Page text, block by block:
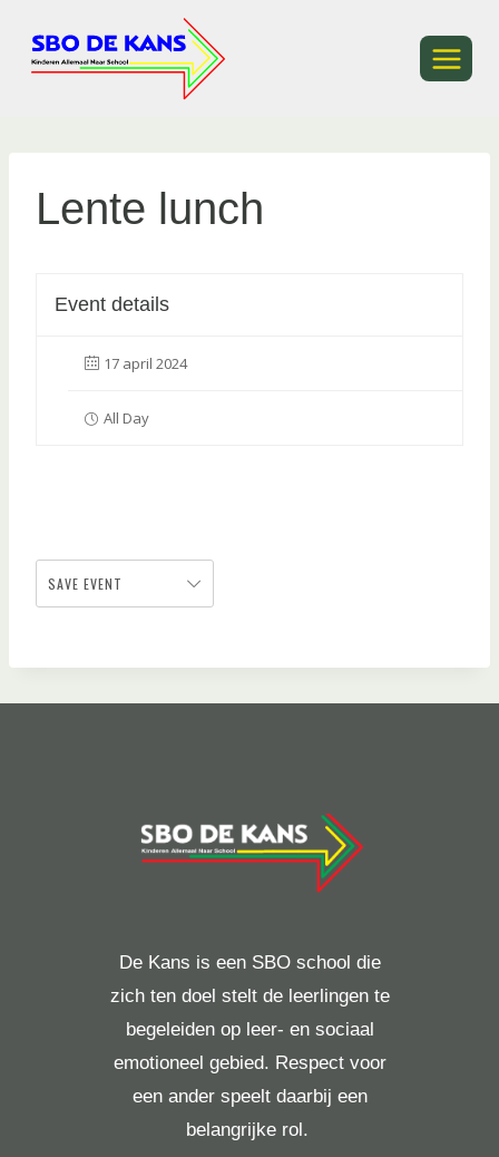
naar
Lente lunch
Event details
17 april 2024
All Day
SAVE EVENT
De Kans is een SBO school die
zich ten doel stelt de leerlingen te
begeleiden op leer- en sociaal
emotioneel gebied. Respect voor
een ander speelt daarbij een
belangrijke rol.